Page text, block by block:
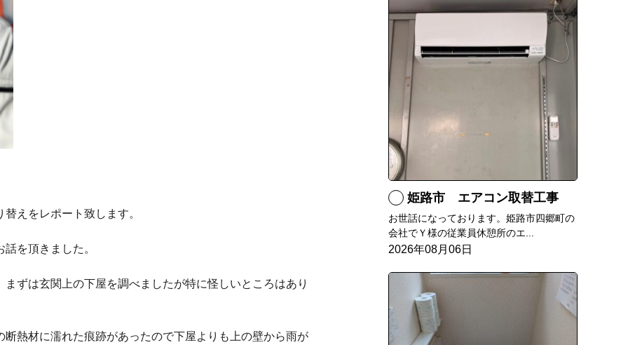
えをレポート致します。
を頂きました。
ずは玄関上の下屋を調べましたが特に怪しいところはあり
熱材に濡れた痕跡があったので下屋よりも上の壁から雨が
姫路市 エアコン取替工事
お世話になっております。姫路市四郷町の
会社でＹ様の従業員休憩所のエ...
2026年08月06日